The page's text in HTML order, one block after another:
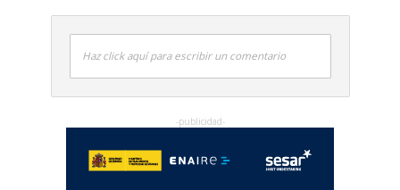
Haz click aquí para escribir un comentario